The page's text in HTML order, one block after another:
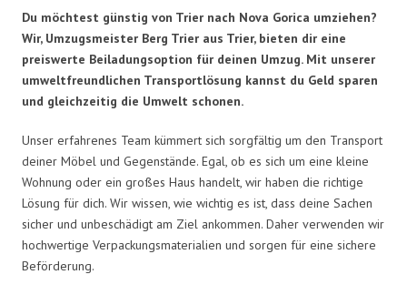
Du möchtest günstig von Trier nach Nova Gorica umziehen?
Wir, Umzugsmeister Berg Trier aus Trier, bieten dir eine
preiswerte Beiladungsoption für deinen Umzug. Mit unserer
umweltfreundlichen Transportlösung kannst du Geld sparen
und gleichzeitig die Umwelt schonen.
Unser erfahrenes Team kümmert sich sorgfältig um den Transport
deiner Möbel und Gegenstände. Egal, ob es sich um eine kleine
Wohnung oder ein großes Haus handelt, wir haben die richtige
Lösung für dich. Wir wissen, wie wichtig es ist, dass deine Sachen
sicher und unbeschädigt am Ziel ankommen. Daher verwenden wir
hochwertige Verpackungsmaterialien und sorgen für eine sichere
Beförderung.